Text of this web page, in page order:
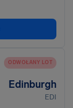
ODWOŁANY LOT
Edinburgh
EDI